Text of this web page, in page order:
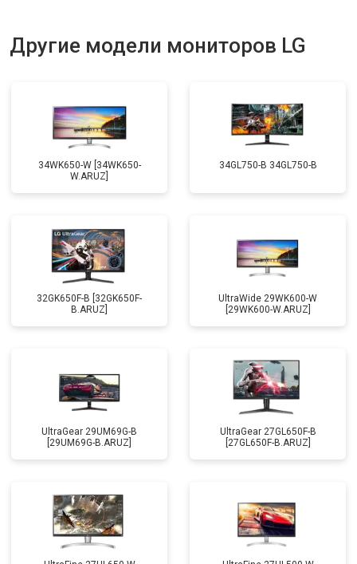
Другие модели мониторов LG
34WK650-W [34WK650-
W.ARUZ]
34GL750-B 34GL750-B
32GK650F-B [32GK650F-
B.ARUZ]
UltraWide 29WK600-W
[29WK600-W.ARUZ]
UltraGear 29UM69G-B
[29UM69G-B.ARUZ]
UltraGear 27GL650F-B
[27GL650F-B.ARUZ]